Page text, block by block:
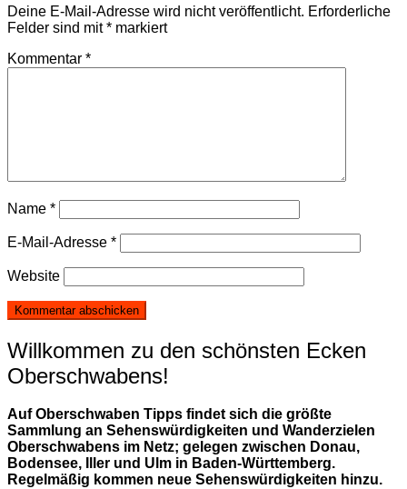
Deine E-Mail-Adresse wird nicht veröffentlicht. Erforderliche
Felder sind mit* markiert
Kommentar *
Name *
E-Mail-Adresse *
Website
Willkommen zu den schönsten Ecken
Oberschwabens!
Auf Oberschwaben Tipps findet sich die größte
Sammlung an Sehenswürdigkeiten und Wanderzielen
Oberschwabens im Netz; gelegen zwischen Donau,
Bodensee, Iller und Ulm in Baden-Württemberg.
Regelmäßig kommen neue Sehenswürdigkeiten hinzu.